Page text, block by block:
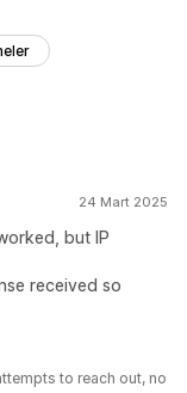
24 Mart 2025
but IP
received so
to reach out, no